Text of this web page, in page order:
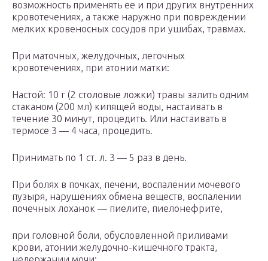
возможность применять ее и при других внутренних
кровотечениях, а также наружно при повреждении
мелких кровеносных сосудов при ушибах, травмах.
При маточных, желудочных, легочных
кровотечениях, при атонии матки:
Настой: 10 г (2 столовые ложки) травы залить одним
стаканом (200 мл) кипящей воды, настаивать в
течение 30 минут, процедить. Или настаивать в
термосе 3 — 4 часа, процедить.
Принимать по 1 ст. л. 3 — 5 раз в день.
При болях в почках, печени, воспалении мочевого
пузыря, нарушениях обмена веществ, воспалении
почечных лоханок — пиелите, пиелонефрите,
при головной боли, обусловленной приливами
крови, атонии желудочно-кишечного тракта,